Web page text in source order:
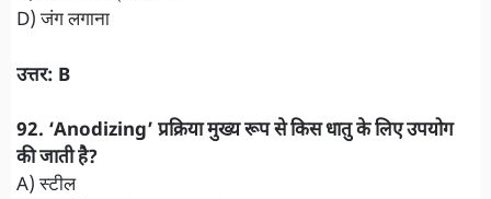
D) जंग लगाना
उत्तर: B
92. ‘Anodizing’ प्रक्रिया मुख्य रूप से किस धातु के लिए उपयोग
की जाती है?
A) स्टील